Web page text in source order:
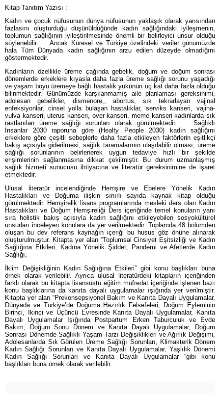
Kitap Tanıtım Yazısı :
Kadın ve çocuk nüfusunun dünya nüfusunun yaklaşık olarak yarısından
fazlasını oluşturduğu düşünüldüğünde kadın sağlığındaki iyileşmenin,
toplumun sağlığının iyileştirilmesinde önemli bir belirleyici unsur olduğu
söylenebilir. Ancak Küresel ve Türkiye özelindeki veriler günümüzde
hala Tüm Dünyada kadın sağlığının arzu edilen düzeyde olmadığını
göstermektedir.
Kadınların özellikle üreme çağında gebelik, doğum ve doğum sonrası
dönemlerde erkeklere kıyasla daha fazla üreme sağlığı sorunu yaşadığı
ve yaşam boyu üremeye bağlı hastalık yükünün üç kat daha fazla olduğu
bilinmektedir. Günümüzde karşılanmamış aile planlaması gereksinimi,
adolesan gebelikler, dismenore,, abortus, sık tekrarlayan vajinal
enfeksiyonlar, cinsel yolla bulaşan hastalıklar, serviks kanseri, vajina-
vulva kanseri, uterus kanseri, over kanseri, meme kanseri kadınlarda sık
rastlanılan üreme sağlığı sorunları olarak görülmektedir. Sağlıklı
İnsanlar 2030 raporuna göre (Healty People 2030) kadın sağlığını
erkeklere göre çeşitli sebeplerle daha fazla etkileyen faktörlerin eşitlikçi
bakış açısıyla giderilmesi, sağlık taramalarının ulaşılabilir olması, üreme
sağlığı sorunlarının belirlenerek uygun tedaviye hızlı bir şekilde
erişimlerinin sağlanmasına dikkat çekilmiştir. Bu durum uzmanlaşmış
sağlık hizmeti sunucusu ihtiyacına ve literatür gereksinimine de işaret
etmektedir.
Ulusal literatür incelendiğinde Hemşire ve Ebelere Yönelik Kadın
Hastalıkları ve Doğuma ilişkin sınırlı sayıda kaynak kitap olduğu
görülmektedir. Hemşirelik lisans programlarında mesleki ders olan Kadın
Hastalıkları ve Doğum Hemşireliği Ders içeriğinde temel konuların yanı
sıra holistik bakış açısıyla kadın sağlığını etkileyebilen sosyokültürel
unsurları inceleyen konulara da yer verilmektedir. Toplamda 48 bölümden
oluşan bu dev referans kaynağın içeriği bu husus göz önüne alınarak
oluşturulmuştur. Kitapta yer alan “Toplumsal Cinsiyet Eşitsizliği ve Kadın
Sağlığına Etkileri, Kadına Yönelik Şiddet, Pandemi ve Afetlerde Kadın
Sağlığı,
İklim Değişikliğinin Kadın Sağlığına Etkileri” gibi konu başlıkları buna
örnek olarak verilebilir. Ayrıca ulusal literatürdeki kitapların içeriğinden
farklı olarak bu kitapta lisansüstü eğitim müfredat içeriğinde işlenen bazı
konu başlıklarına da kanıta dayalı uygulamalar ışığında yer verilmiştir.
Kitapta yer alan “Prekonsepsiyonel Bakım ve Kanıta Dayalı Uygulamalar,
Dünyada ve Türkiye’de Doğuma Hazırlık Felsefeleri, Doğum Eyleminin
Birinci, İkinci ve Üçüncü Evresinde Kanıta Dayalı Uygulamalar, Kanıta
Dayalı Uygulamalar Işığında Postpartum Erken Taburculuk ve Evde
Bakım, Doğum Sonu Dönem ve Kanıta Dayalı Uygulamalar, Doğum
Sonrası Dönemde Sağlıklı Yaşam Tarzı Değişiklikleri ve Ağırlık Değişimi,
Adolesanlarda Sık Görülen Üreme Sağlığı Sorunları, Klimakterik Dönem
Kadın Sağlığı Sorunları ve Kanıta Dayalı Uygulamalar, Yaşlılık Dönemi
Kadın Sağlığı Sorunları ve Kanıta Dayalı Uygulamalar “gibi konu
başlıkları buna örnek olarak verilebilir.